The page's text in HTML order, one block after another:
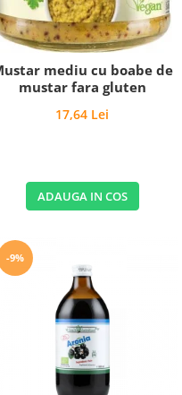
mediu cu boabe de
mustar fara gluten
17,64 Lei
ADAUGA IN COS
-9%